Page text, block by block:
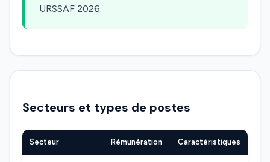
URSSAF 2026.
Secteurs et types de postes
Secteur Rémunération Caractéristiques